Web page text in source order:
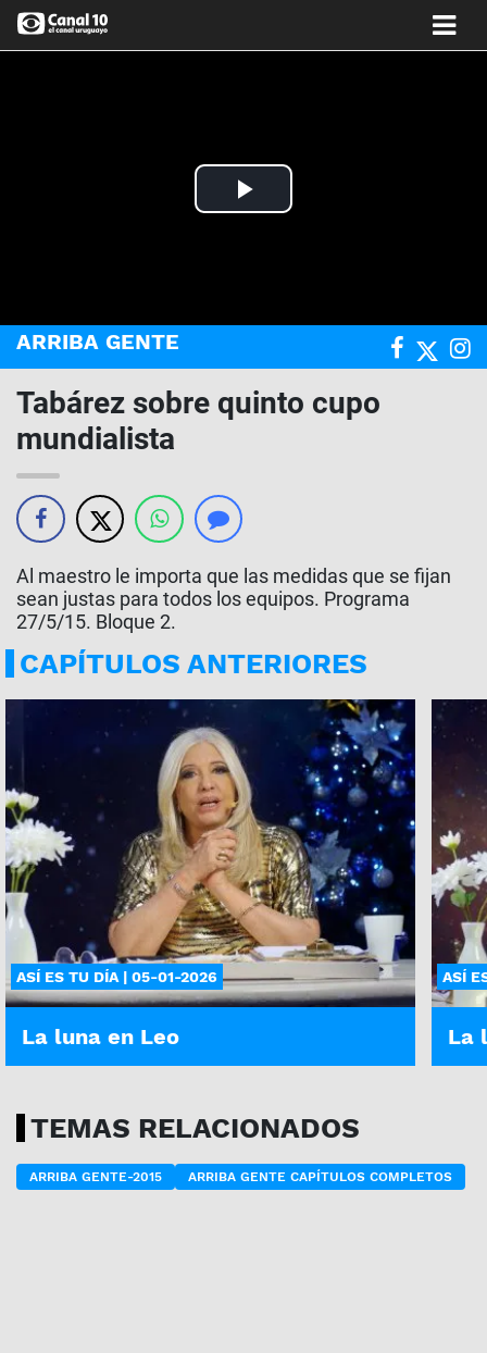
Play
ARRIBA GENTE
Tabárez sobre quinto cupo
mundialista
Al maestro le importa que las medidas que se fijan
sean justas para todos los equipos. Programa
27/5/15. Bloque 2.
CAPÍTULOS ANTERIORES
ASÍ ES TU DÍA | 05-01-2026
La luna en Leo
ASÍ
La
TEMAS RELACIONADOS
ARRIBA GENTE-2015 ARRIBA GENTE CAPÍTULOS COMPLETOS